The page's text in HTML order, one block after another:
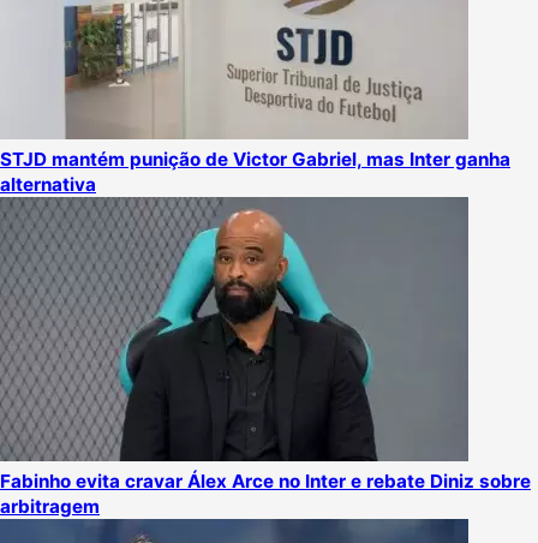
STJD mantém punição de Victor Gabriel, mas Inter ganha
alternativa
Fabinho evita cravar Álex Arce no Inter e rebate Diniz sobre
arbitragem